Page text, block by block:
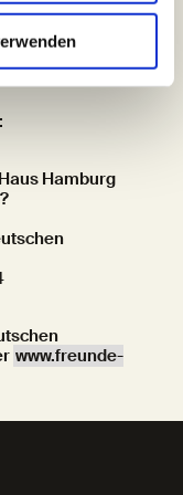
nehmen das
Hamburg
www.freunde-